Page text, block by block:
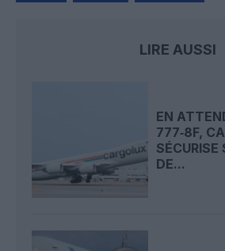
LIRE AUSSI
EN
777‑8F,
SÉCURISE
DE...